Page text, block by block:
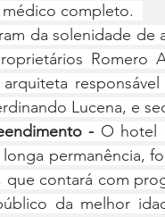
médico completo.
da solenidade de
Romero
arquiteta
Lucena,
- O hotel
longa permanência,
que contará com
da melhor